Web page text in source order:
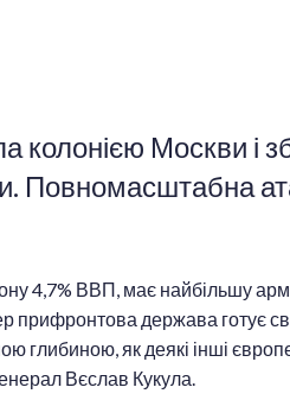
Москви і
Повномасштабна
4,7% ВВП, має найбільшу
прифронтова держава готує
глибиною, як деякі інші
Вєслав Кукула.